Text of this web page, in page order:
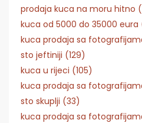
prodaja kuca na moru hitno
kuca od 5000 do 35000 eura
kuca prodaja sa
sto jeftiniji (129)
kuca u rijeci (105)
kuca prodaja sa
sto skuplji (33)
kuca prodaja sa